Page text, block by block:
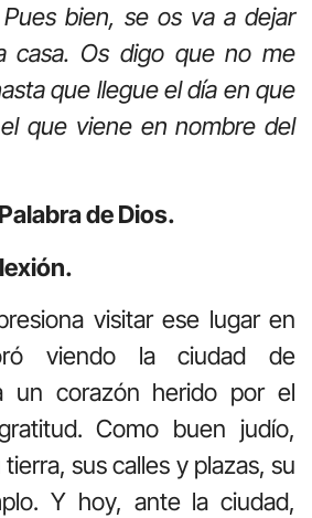
bien, se os va a dejar
casa. Os digo que no me
que llegue el día en que
el que viene en nombre del
de Dios.
visitar ese lugar en
viendo la ciudad de
un corazón herido por el
Como buen judío,
sus calles y plazas, su
Y hoy, ante la ciudad,